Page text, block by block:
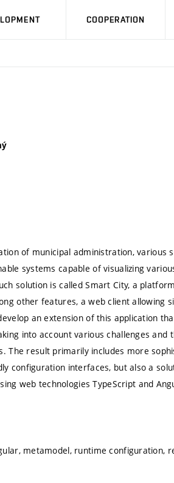
COOPERATION
of municipal administration, various
systems capable of visualizing
solution is called Smart City, a
other features, a web client allowing
an extension of this application
into account various challenges and
The result primarily includes more
configuration interfaces, but also a
web technologies TypeScript and
metamodel, runtime configuration,